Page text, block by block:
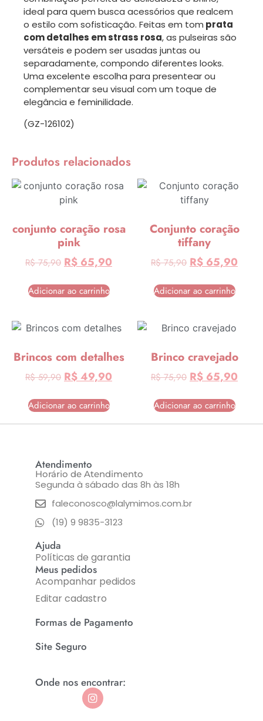
ideal para quem busca acessórios que realcem
o estilo com sofisticação. Feitas em tom prata
com detalhes em strass rosa, as pulseiras são
versáteis e podem ser usadas juntas ou
separadamente, compondo diferentes looks.
Uma excelente escolha para presentear ou
complementar seu visual com um toque de
elegância e feminilidade.
(GZ-126102)
Produtos relacionados
conjunto coração rosa
pink
R$75,90 R$65,90
Adicionar ao carrinho
Conjunto coração
tiffany
R$75,90 R$65,90
Adicionar ao carrinho
Brincos com detalhes
R$59,90 R$49,90
Adicionar ao carrinho
Brinco cravejado
R$75,90 R$65,90
Adicionar ao carrinho
Atendimento
Horário de Atendimento
Segunda à sábado das 8h às 18h
faleconosco@lalymimos.com.br
(19) 9 9835-3123
Ajuda
Políticas de garantia
Meus pedidos
Acompanhar pedidos
Editar cadastro
Formas de Pagamento
Site Seguro
Onde nos encontrar: